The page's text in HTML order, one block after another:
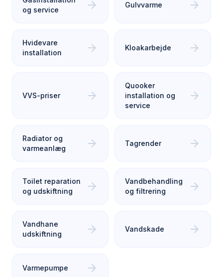
og service
arrow_forward Gulvvarme arrow_forward
Hvidevare
installation
arrow_forward Kloakarbejde arrow_forward
VVS-priser arrow_forward
Quooker
installation og
service
arrow_forward
Radiator og
varmeanlæg
arrow_forward Tagrender arrow_forward
Toilet reparation
og udskiftning
arrow_forward
Vandbehandling
og filtrering
arrow_forward
Vandhane
udskiftning
arrow_forward Vandskade arrow_forward
Varmepumpe arrow_forward